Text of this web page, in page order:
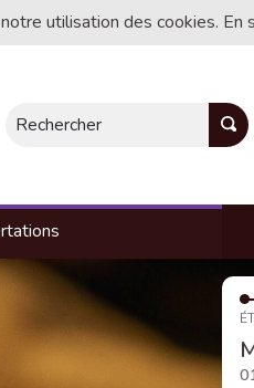
utilisation des cookies.
Rechercher